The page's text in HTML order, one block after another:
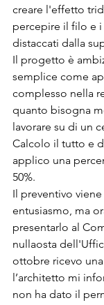
creare l'effetto
percepire il filo e
distaccati dalla
Il progetto è
semplice come
complesso nella
quanto bisogna
lavorare su di un
Calcolo il tutto e
applico una
50%.
Il preventivo
entusiasmo, ma
presentarlo al
nullaosta
ottobre ricevo
l’architetto mi
non ha dato il